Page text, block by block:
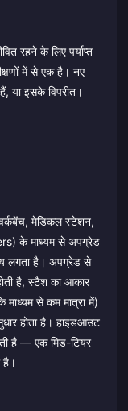
रहने के लिए पर्याप्त
में से एक है। नए
या इसके विपरीत।
मेडिकल स्टेशन,
के माध्यम से अपग्रेड
लगता है। अपग्रेड से
है, स्टैश का आकार
से कम मात्रा में)
होता है। हाइडआउट
है — एक मिड-टियर
है।